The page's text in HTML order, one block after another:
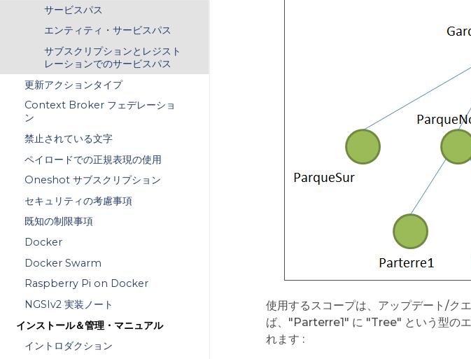
サービスパス
エンティティ・サービスパス
サブスクリプションとレジスト
レーションでのサービスパス
更新アクションタイプ
Context Broker フェデレーショ
ン
禁止されている文字
ペイロードでの正規表現の使用
Oneshot サブスクリプション
セキュリティの考慮事項
既知の制限事項
Docker
Docker Swarm
Raspberry Pi on Docker
NGSIv2 実装ノート
インストール＆管理・マニュアル
イントロダクション
使用するスコープは、アップデート/ク
ば、"Parterre1" に "Tree" という型の
れます :